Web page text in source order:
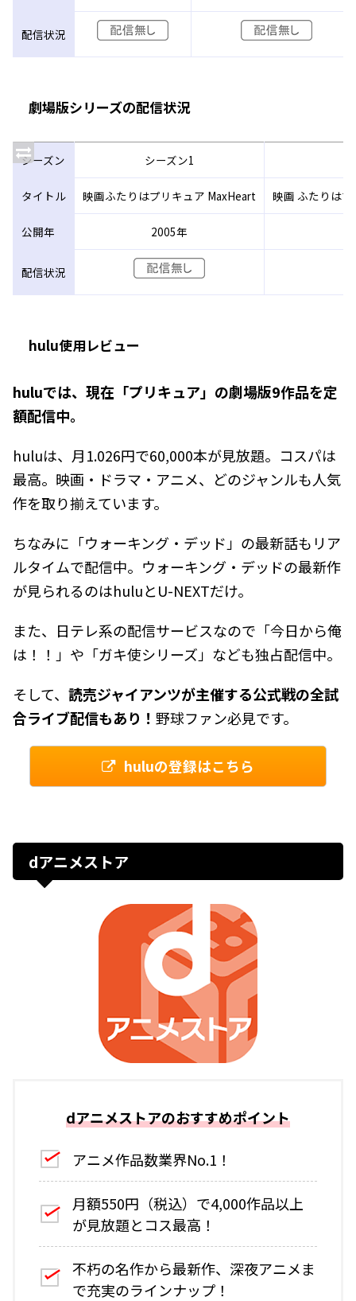
配信状況
劇場版シリーズの配信状況
シーズン シーズン1
タイトル 映画ふたりはプリキュア MaxHeart 映画 ふたりは
公開年 2005年
配信状況
hulu使用レビュー
huluでは、現在「プリキュア」の劇場版9作品を定
額配信中。
huluは、月1.026円で60,000本が見放題。コスパは
最高。映画・ドラマ・アニメ、どのジャンルも人気
作を取り揃えています。
ちなみに「ウォーキング・デッド」の最新話もリア
ルタイムで配信中。ウォーキング・デッドの最新作
が見られるのはhuluとU-NEXTだけ。
また、日テレ系の配信サービスなので「今日から俺
は！！」や「ガキ使シリーズ」なども独占配信中。
そして、 読売ジャイアンツが主催する公式戦の全試
合ライブ配信もあり！ 野球ファン必見です。
huluの登録はこちら
dアニメストア
dアニメストアのおすすめポイント
アニメ作品数業界No.1！
月額550円（税込）で4,000作品以上
が見放題とコス最高！
不朽の名作から最新作、深夜アニメま
で充実のラインナップ！